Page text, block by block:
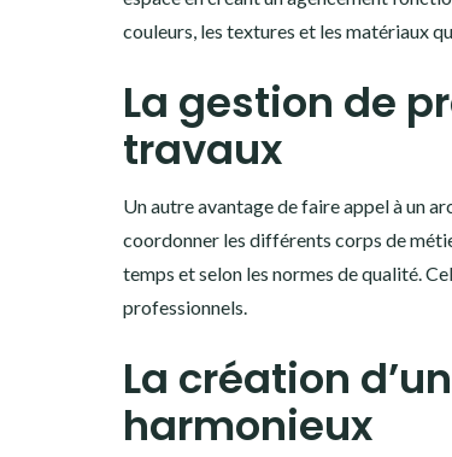
couleurs, les textures et les matériaux
La gestion de
travaux
Un autre avantage de faire appel à un
coordonner les différents corps de
temps et selon les normes de qualité.
professionnels.
La création
harmonieux